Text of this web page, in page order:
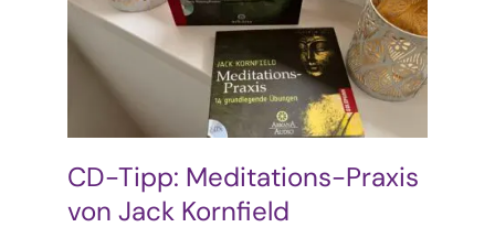
Podcast & Blog
CD-Tipp: Meditations-Praxis
von Jack Kornfield